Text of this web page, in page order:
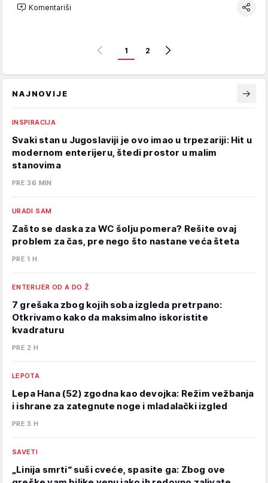
Komentariši
1 2
NAJNOVIJE
INSPIRACIJA
Svaki stan u Jugoslaviji je ovo imao u trpezariji: Hit u
modernom enterijeru, štedi prostor u malim
stanovima
PRE 36 MIN
URADI SAM
Zašto se daska za WC šolju pomera? Rešite ovaj
problem za čas, pre nego što nastane veća šteta
PRE 1 H
ENTERIJER OD A DO Ž
7 grešaka zbog kojih soba izgleda pretrpano:
Otkrivamo kako da maksimalno iskoristite
kvadraturu
PRE 2 H
LEPOTA
Lepa Hana (52) zgodna kao devojka: Režim vežbanja
i ishrane za zategnute noge i mladalački izgled
PRE 3 H
SAVETI
„Linija smrti“ suši cveće, spasite ga: Zbog ove